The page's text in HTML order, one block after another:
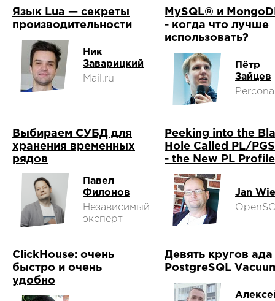
Язык Lua — секреты
производительности
Ник
Заварицкий
Mail.ru
MySQL® и
- когда что лучше
использовать?
Пётр
Зайцев
Percona
Выбираем СУБД для
хранения временных
рядов
Павел
Филонов
Независимый
эксперт
Peeking into the
Hole Called PL/
- the New PL
Jan
ClickHouse: очень
быстро и очень
удобно
Девять кругов ада
PostgreSQL